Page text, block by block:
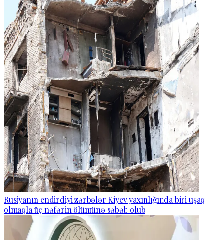
Rusiyanın endirdiyi zərbələr Kiyev yaxınlığında biri uşaq
olmaqla üç nəfərin ölümünə səbəb olub